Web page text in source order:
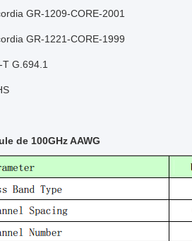
GR-1209-CORE-2001
GR-1221-CORE-1999
T G.694.1
de 100GHz AAWG